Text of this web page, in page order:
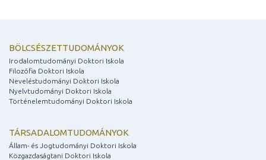
BÖLCSÉSZETTUDOMÁNYOK
Irodalomtudományi Doktori Iskola
Filozófia Doktori Iskola
Neveléstudományi Doktori Iskola
Nyelvtudományi Doktori Iskola
Történelemtudományi Doktori Iskola
TÁRSADALOMTUDOMÁNYOK
Állam- és Jogtudományi Doktori Iskola
Közgazdaságtani Doktori Iskola